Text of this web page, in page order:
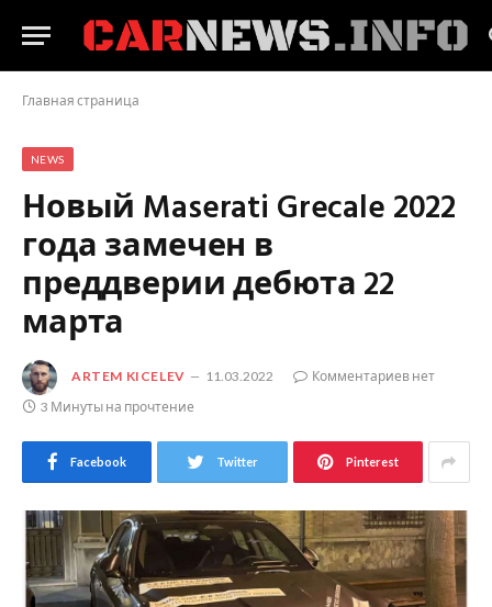
Главная страница
NEWS
Новый Maserati Grecale 2022
года замечен в
преддверии дебюта 22
марта
ARTEM KICELEV 11.03.2022
Комментариев нет
3 Минуты на прочтение
Facebook Twitter Pinterest